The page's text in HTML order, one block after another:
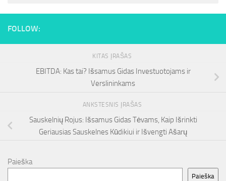
FOLLOW:
KITAS ĮRAŠAS
EBITDA: Kas tai? Išsamus Gidas Investuotojams ir
Verslininkams
ANKSTESNIS ĮRAŠAS
Sauskelnių Rojus: Išsamus Gidas Tėvams, Kaip Išrinkti
Geriausias Sauskelnes Kūdikiui ir Išvengti Ašarų
Paieška
Paieška